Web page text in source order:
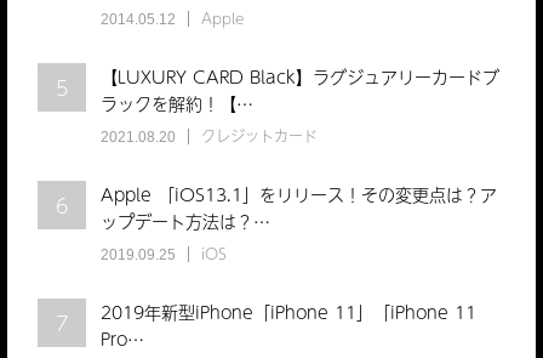
2014.05.12 Apple
5
【LUXURY CARD Black】ラグジュアリーカードブ
ラックを解約！【…
2021.08.20 クレジットカード
6
Apple 「iOS13.1」をリリース！その変更点は？ア
ップデート方法は？…
2019.09.25 iOS
7
2019年新型iPhone「iPhone 11」「iPhone 11
Pro…